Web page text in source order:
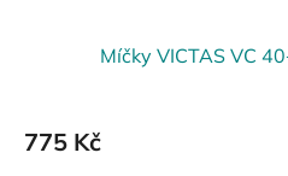
Míčky VICTAS VC
775 Kč